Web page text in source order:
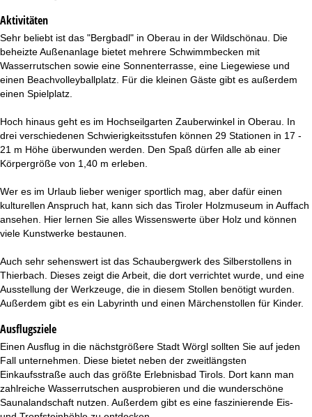
Aktivitäten
Sehr beliebt ist das "Bergbadl" in Oberau in der Wildschönau. Die
beheizte Außenanlage bietet mehrere Schwimmbecken mit
Wasserrutschen sowie eine Sonnenterrasse, eine Liegewiese und
einen Beachvolleyballplatz. Für die kleinen Gäste gibt es außerdem
einen Spielplatz.
Hoch hinaus geht es im Hochseilgarten Zauberwinkel in Oberau. In
drei verschiedenen Schwierigkeitsstufen können 29 Stationen in 17 -
21 m Höhe überwunden werden. Den Spaß dürfen alle ab einer
Körpergröße von 1,40 m erleben.
Wer es im Urlaub lieber weniger sportlich mag, aber dafür einen
kulturellen Anspruch hat, kann sich das Tiroler Holzmuseum in Auffach
ansehen. Hier lernen Sie alles Wissenswerte über Holz und können
viele Kunstwerke bestaunen.
Auch sehr sehenswert ist das Schaubergwerk des Silberstollens in
Thierbach. Dieses zeigt die Arbeit, die dort verrichtet wurde, und eine
Ausstellung der Werkzeuge, die in diesem Stollen benötigt wurden.
Außerdem gibt es ein Labyrinth und einen Märchenstollen für Kinder.
Ausflugsziele
Einen Ausflug in die nächstgrößere Stadt Wörgl sollten Sie auf jeden
Fall unternehmen. Diese bietet neben der zweitlängsten
Einkaufsstraße auch das größte Erlebnisbad Tirols. Dort kann man
zahlreiche Wasserrutschen ausprobieren und die wunderschöne
Saunalandschaft nutzen. Außerdem gibt es eine faszinierende Eis-